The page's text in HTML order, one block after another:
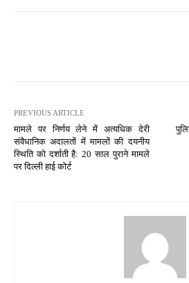
PREVIOUS ARTICLE
मामले पर निर्णय लेने में अत्यधिक देरी
संवैधानिक अदालतों में मामलों की दयनीय
स्थिति को दर्शाती है: 20 साल पुराने मामले
पर दिल्ली हाई कोर्ट